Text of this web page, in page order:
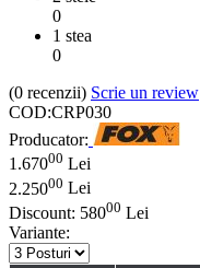
0
1 stea
0
(0 recenzii) Scrie un review
COD:CRP030
Producator:
1.67000 Lei
2.25000 Lei
Discount: 58000 Lei
Variante: